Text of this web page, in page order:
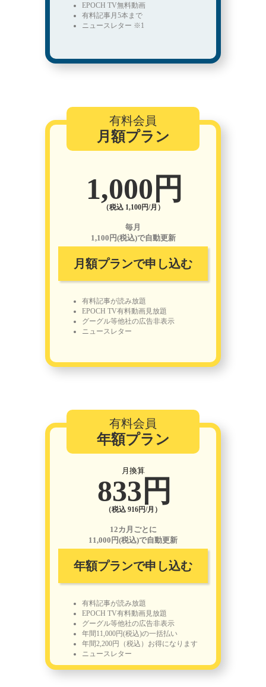
EPOCH TV無料動画
有料記事月5本まで
ニュースレター ※1
有料会員
月額プラン
1,000円
（税込 1,100円/月）
毎月
1,100円(税込)で自動更新
月額プランで申し込む
有料記事が読み放題
EPOCH TV有料動画見放題
グーグル等他社の広告非表示
ニュースレター
有料会員
年額プラン
月換算
833円
（税込 916円/月）
12カ月ごとに
11,000円(税込)で自動更新
年額プランで申し込む
有料記事が読み放題
EPOCH TV有料動画見放題
グーグル等他社の広告非表示
年間11,000円(税込)の一括払い
年間2,200円（税込）お得になります
ニュースレター